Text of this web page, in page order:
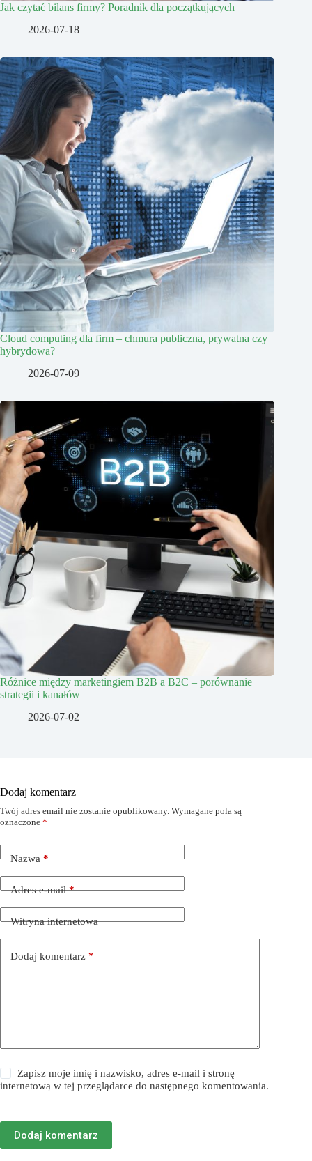
Jak czytać bilans firmy? Poradnik dla początkujących
2026-07-18
Cloud computing dla firm – chmura publiczna, prywatna czy
hybrydowa?
2026-07-09
Różnice między marketingiem B2B a B2C – porównanie
strategii i kanałów
2026-07-02
Dodaj komentarz
Twój adres email nie zostanie opublikowany. Wymagane pola są
oznaczone *
Nazwa*
Adres e-mail*
Witryna internetowa
Dodaj komentarz *
Zapisz moje imię i nazwisko, adres e-mail i stronę
internetową w tej przeglądarce do następnego komentowania.
Dodaj komentarz